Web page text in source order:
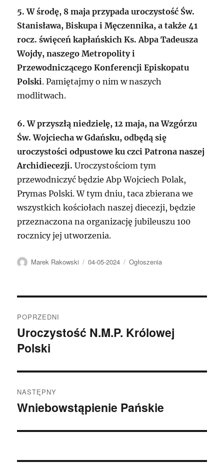
5. W środę, 8 maja przypada uroczystość Św.
Stanisława, Biskupa i Męczennika, a także 41
rocz. święceń kapłańskich Ks. Abpa Tadeusza
Wojdy, naszego Metropolity i
Przewodniczącego Konferencji Episkopatu
Polski. Pamiętajmy o nim w naszych
modlitwach.
6.W przyszłą niedzielę, 12 maja, na Wzgórzu
Św. Wojciecha w Gdańsku, odbędą się
uroczystości odpustowe ku czci Patrona naszej
Archidiecezji.Uroczystościom tym
przewodniczyć będzie Abp Wojciech Polak,
Prymas Polski. W tym dniu, taca zbierana we
wszystkich kościołach naszej diecezji, będzie
przeznaczona na organizację jubileuszu 100
rocznicy jej utworzenia.
Autor
Marek Rakowski
Data
04-05-2024 Kategorie
Ogłoszenia
wpisu
POPRZEDNI
Poprzedni
wpis:
Uroczystość N.M.P. Królowej
Polski
NASTĘPNY
Następny
Wniebowstąpienie Pańskie